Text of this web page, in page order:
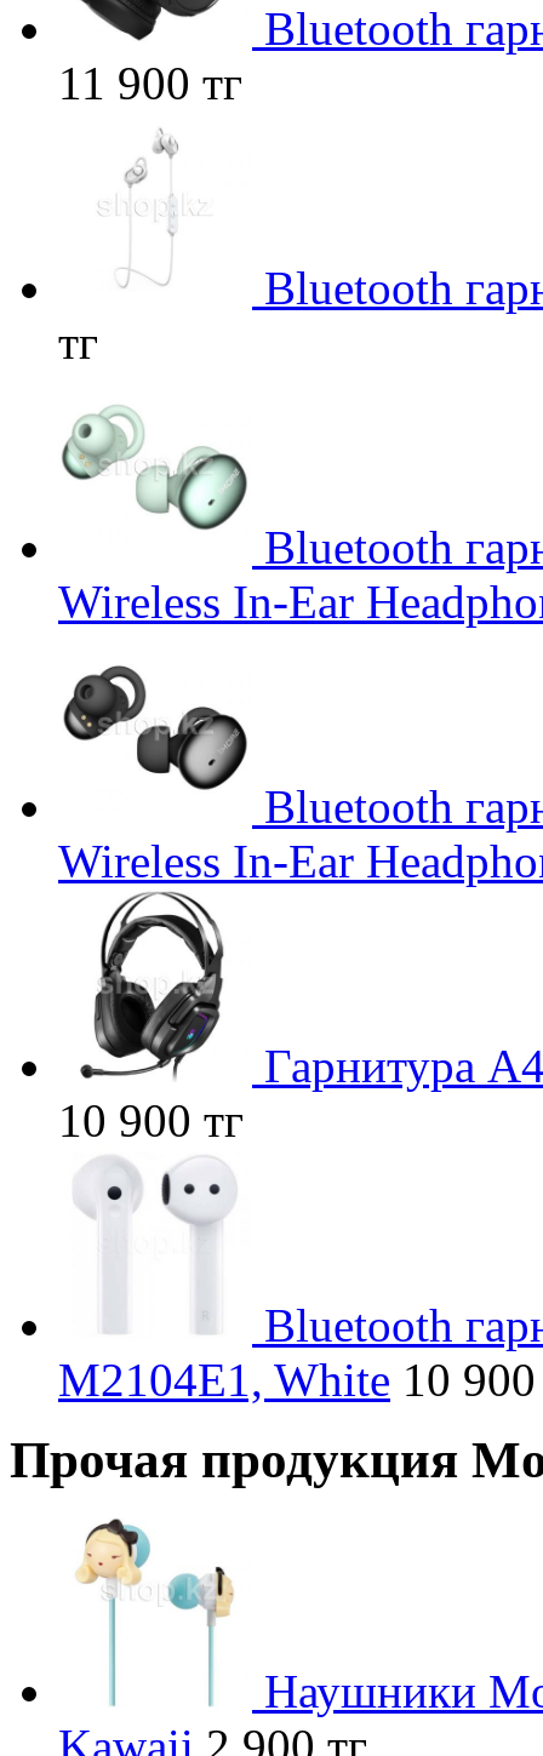
Bluetooth
11 900 тг
Bluetooth
тг
Bluetooth
Wireless In-Ear
Bluetooth
Wireless In-Ear
Гарнитура
10 900 тг
Bluetooth
M2104E1, White 10 900
Прочая продукция
Наушники